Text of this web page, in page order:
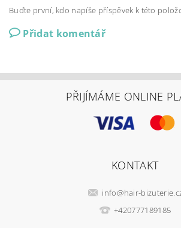
Buďte první, kdo napíše příspěvek k této
Přidat komentář
PŘIJÍMÁME ONLINE
KONTAKT
info@hair-
+420777189185